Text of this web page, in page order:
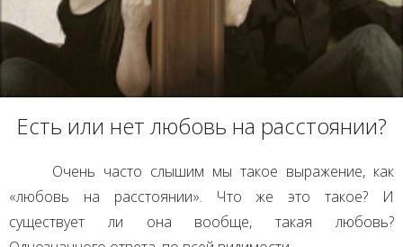
Есть или нет любовь на расстоянии?
Очень часто слышим мы такое выражение, как
«любовь на расстоянии». Что же это такое? И
существует ли она вообще, такая любовь?